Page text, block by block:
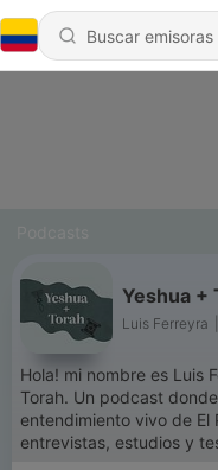
Yeshua +
Luis Ferreyra
Hola! mi nombre es Luis
Torah. Un podcast
entendimiento vivo de
entrevistas, estudios y